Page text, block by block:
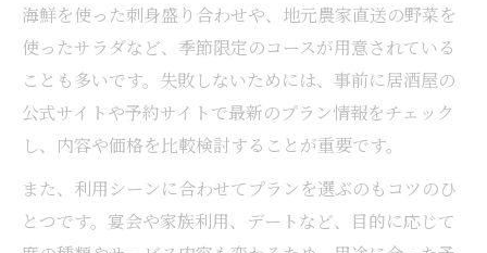
海鮮を使った刺身盛り合わせや、地元農家直送の野菜を
使ったサラダなど、季節限定のコースが用意されている
ことも多いです。失敗しないためには、事前に居酒屋の
公式サイトや予約サイトで最新のプラン情報をチェック
し、内容や価格を比較検討することが重要です。
また、利用シーンに合わせてプランを選ぶのもコツのひ
とつです。宴会や家族利用、デートなど、目的に応じて